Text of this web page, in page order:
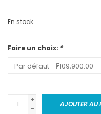
En stock
Faire un choix: *
+
-
AJOUTER AU